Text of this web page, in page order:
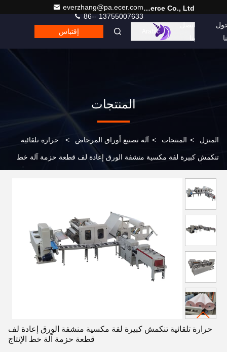
Hefei Purple Horn E-Commerce Co., Ltd.
everzhang@pa.ecer.com
86-- 13755007633
اتصل
بنا
Arabic إقتباس
المنتجات
المنزل > المنتجات > آلة تصنيع أوراق المرحاض > حرارة تلقائية
تنكمش كبيرة لفة مكسية منشفة الورق إعادة لف قطعة حزمة آلة خط
حرارة تلقائية تنكمش كبيرة لفة مكسية منشفة الورق إعادة لف
قطعة حزمة آلة خط الإنتاج